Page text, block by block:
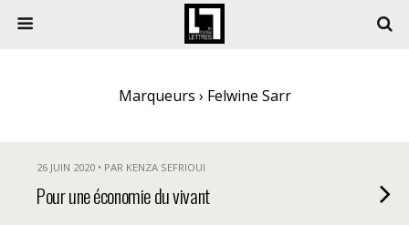
Marqueurs › Felwine Sarr
26 JUIN 2020 • PAR KENZA SEFRIOUI
Pour une économie du vivant